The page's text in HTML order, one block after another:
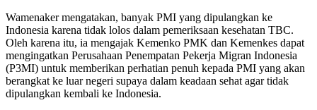
Wamenaker mengatakan, banyak PMI yang dipulangkan ke
Indonesia karena tidak lolos dalam pemeriksaan kesehatan TBC.
Oleh karena itu, ia mengajak Kemenko PMK dan Kemenkes dapat
mengingatkan Perusahaan Penempatan Pekerja Migran Indonesia
(P3MI) untuk memberikan perhatian penuh kepada PMI yang akan
berangkat ke luar negeri supaya dalam keadaan sehat agar tidak
dipulangkan kembali ke Indonesia.